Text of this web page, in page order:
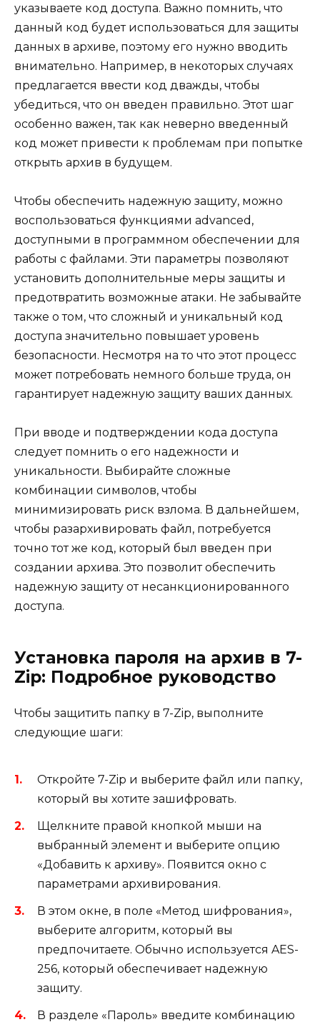
указываете код доступа. Важно помнить, что
данный код будет использоваться для защиты
данных в архиве, поэтому его нужно вводить
внимательно. Например, в некоторых случаях
предлагается ввести код дважды, чтобы
убедиться, что он введен правильно. Этот шаг
особенно важен, так как неверно введенный
код может привести к проблемам при попытке
открыть архив в будущем.
Чтобы обеспечить надежную защиту, можно
воспользоваться функциями advanced,
доступными в программном обеспечении для
работы с файлами. Эти параметры позволяют
установить дополнительные меры защиты и
предотвратить возможные атаки. Не забывайте
также о том, что сложный и уникальный код
доступа значительно повышает уровень
безопасности. Несмотря на то что этот процесс
может потребовать немного больше труда, он
гарантирует надежную защиту ваших данных.
При вводе и подтверждении кода доступа
следует помнить о его надежности и
уникальности. Выбирайте сложные
комбинации символов, чтобы
минимизировать риск взлома. В дальнейшем,
чтобы разархивировать файл, потребуется
точно тот же код, который был введен при
создании архива. Это позволит обеспечить
надежную защиту от несанкционированного
доступа.
Установка пароля на архив в 7-
Zip: Подробное руководство
Чтобы защитить папку в 7-Zip, выполните
следующие шаги:
Откройте 7-Zip и выберите файл или папку,
который вы хотите зашифровать.
Щелкните правой кнопкой мыши на
выбранный элемент и выберите опцию
«Добавить к архиву». Появится окно с
параметрами архивирования.
В этом окне, в поле «Метод шифрования»,
выберите алгоритм, который вы
предпочитаете. Обычно используется AES-
256, который обеспечивает надежную
защиту.
В разделе «Пароль» введите комбинацию